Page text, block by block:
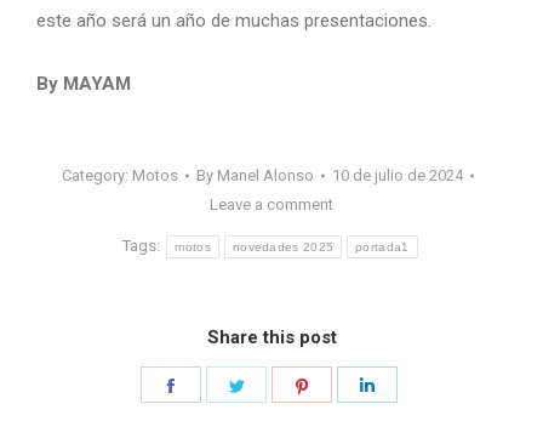
este año será un año de muchas presentaciones.
By MAYAM
Category: Motos By Manel Alonso
10 de julio de 2024
Leave a comment
Tags: motos novedades 2025 portada1
Share this post